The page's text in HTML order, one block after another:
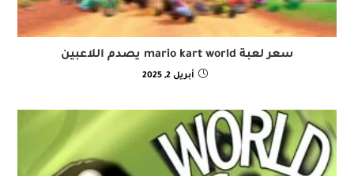
سعر لعبة mario kart world يصدم اللاعبين
أبريل 2, 2025